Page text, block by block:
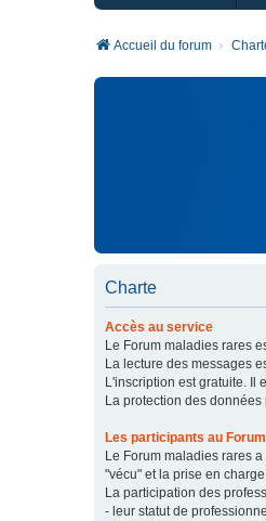
Accueil du forum
Charte
Accès au service
Le Forum maladies rares
La lecture des messages
L'inscription est gratuite. Il
La protection des
Les participants au
Le Forum maladies rares
"vécu" et la prise en
La participation des
- leur statut de